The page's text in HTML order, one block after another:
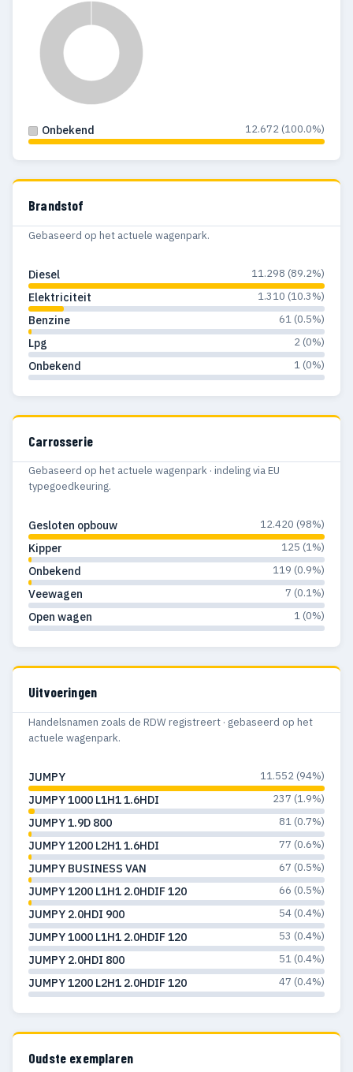
Onbekend 12.672 (100.0%)
Brandstof
Gebaseerd op het actuele wagenpark.
Diesel 11.298 (89.2%)
Elektriciteit 1.310 (10.3%)
Benzine 61 (0.5%)
Lpg 2 (0%)
Onbekend 1 (0%)
Carrosserie
Gebaseerd op het actuele wagenpark · indeling via EU
typegoedkeuring.
Gesloten opbouw 12.420 (98%)
Kipper 125 (1%)
Onbekend 119 (0.9%)
Veewagen 7 (0.1%)
Open wagen 1 (0%)
Uitvoeringen
Handelsnamen zoals de RDW registreert · gebaseerd op het
actuele wagenpark.
JUMPY 11.552 (94%)
JUMPY 1000 L1H1 1.6HDI 237 (1.9%)
JUMPY 1.9D 800 81 (0.7%)
JUMPY 1200 L2H1 1.6HDI 77 (0.6%)
JUMPY BUSINESS VAN 67 (0.5%)
JUMPY 1200 L1H1 2.0HDIF 120 66 (0.5%)
JUMPY 2.0HDI 900 54 (0.4%)
JUMPY 1000 L1H1 2.0HDIF 120 53 (0.4%)
JUMPY 2.0HDI 800 51 (0.4%)
JUMPY 1200 L2H1 2.0HDIF 120 47 (0.4%)
Oudste exemplaren